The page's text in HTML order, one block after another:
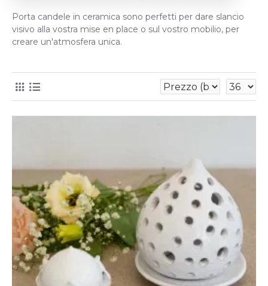
Porta candele in ceramica sono perfetti per dare slancio
visivo alla vostra mise en place o sul vostro mobilio, per
creare un'atmosfera unica.